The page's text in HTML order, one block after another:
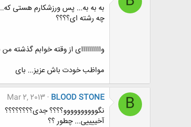
به به به... پس ورزشکارم هستی
چه رشته ای؟؟؟؟
واااااااااای از وقته خوابم گذشته
مواظب خودت باش عزیز... بای
B
BLOOD STONE
Mar 2, 2013
نگوووووووووو؟؟؟؟ جدی؟؟؟؟؟؟؟؟
آخییییی... چطور ؟؟